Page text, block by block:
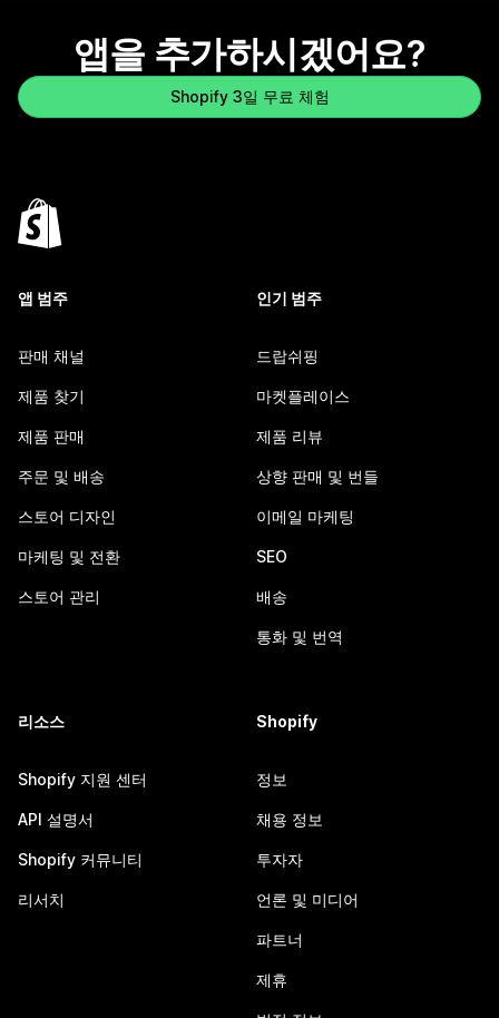
앱을 추가하시겠어요?
Shopify 3일 무료 체험
앱 범주
판매 채널
제품 찾기
제품 판매
주문 및 배송
스토어 디자인
마케팅 및 전환
스토어 관리
인기 범주
드랍쉬핑
마켓플레이스
제품 리뷰
상향 판매 및 번들
이메일 마케팅
SEO
배송
통화 및 번역
리소스
Shopify 지원 센터
API 설명서
Shopify 커뮤니티
리서치
Shopify
정보
채용 정보
투자자
언론 및 미디어
파트너
제휴